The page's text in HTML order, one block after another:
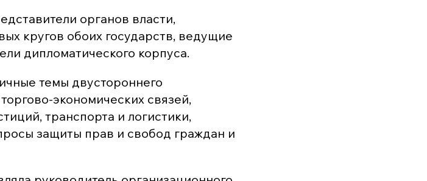
органов власти,
кругов обоих государств, ведущие
дипломатического корпуса.
темы двустороннего
экономических связей,
транспорта и логистики,
защиты прав и свобод граждан и